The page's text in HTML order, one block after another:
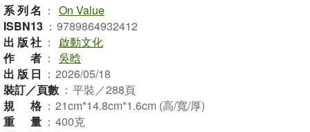
系列名 ： On Value
ISBN13 ： 9789864932412
出版社 ：
啟動文化
作者 ： 吳晗
出版日 ： 2026/05/18
裝訂／頁數 ： 平裝／288頁
規格 ： 21cm*14.8cm*1.6cm (高/寬/厚)
重量 ： 400克